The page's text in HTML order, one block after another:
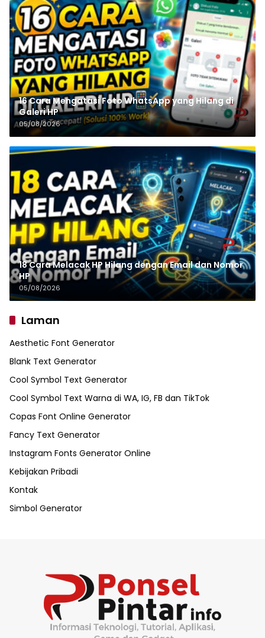
16 Cara Mengatasi Foto WhatsApp yang Hilang di
Galeri HP
05/08/2026
18 Cara Melacak HP Hilang dengan Email dan Nomor
HP
05/08/2026
Laman
Aesthetic Font Generator
Blank Text Generator
Cool Symbol Text Generator
Cool Symbol Text Warna di WA, IG, FB dan TikTok
Copas Font Online Generator
Fancy Text Generator
Instagram Fonts Generator Online
Kebijakan Pribadi
Kontak
Simbol Generator